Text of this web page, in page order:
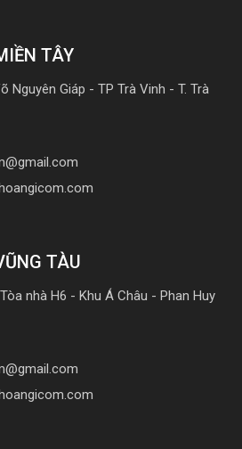
TÂY
Nguyên Giáp - TP Trà Vinh - T. Trà
TÀU
nhà H6 - Khu Á Châu - Phan Huy